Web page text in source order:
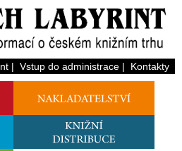
| Vstup do administrace| Kontakty